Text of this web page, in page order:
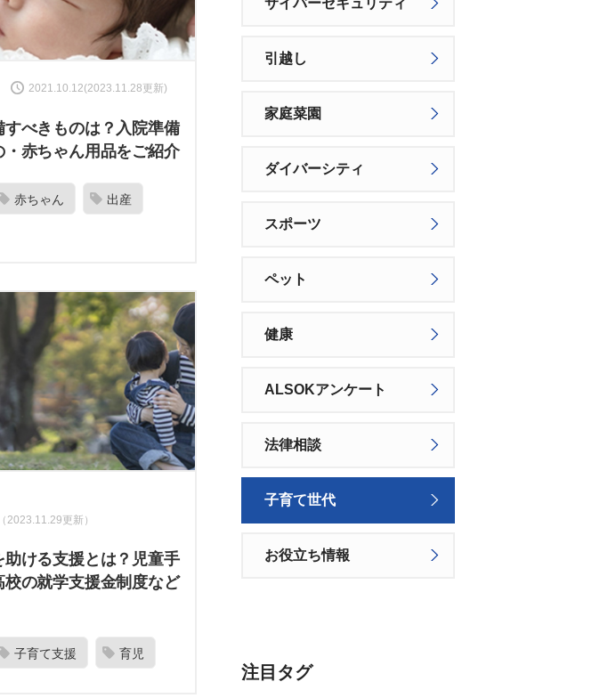
2021.10.12(2023.11.28更新)
すべきものは？入院準備
・赤ちゃん用品をご紹介
赤ちゃん 出産
2023.11.29更新）
助ける支援とは？児童手
校の就学支援金制度など
子育て支援 育児
サイバーセキュリティ
引越し
家庭菜園
ダイバーシティ
スポーツ
ペット
健康
ALSOKアンケート
法律相談
子育て世代
お役立ち情報
注目タグ